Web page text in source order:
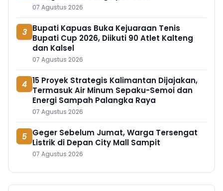
07 Agustus 2026
3 Bupati Kapuas Buka Kejuaraan Tenis
Bupati Cup 2026, Diikuti 90 Atlet Kalteng
dan Kalsel
07 Agustus 2026
4 15 Proyek Strategis Kalimantan Dijajakan,
Termasuk Air Minum Sepaku-Semoi dan
Energi Sampah Palangka Raya
07 Agustus 2026
5 Geger Sebelum Jumat, Warga Tersengat
Listrik di Depan City Mall Sampit
07 Agustus 2026